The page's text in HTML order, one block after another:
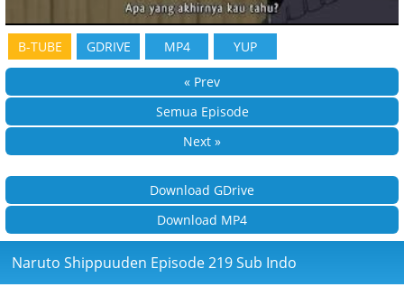
B-TUBE GDRIVE MP4 YUP
« Prev
Semua Episode
Next »
Download GDrive
Download MP4
Naruto Shippuuden Episode 219 Sub Indo